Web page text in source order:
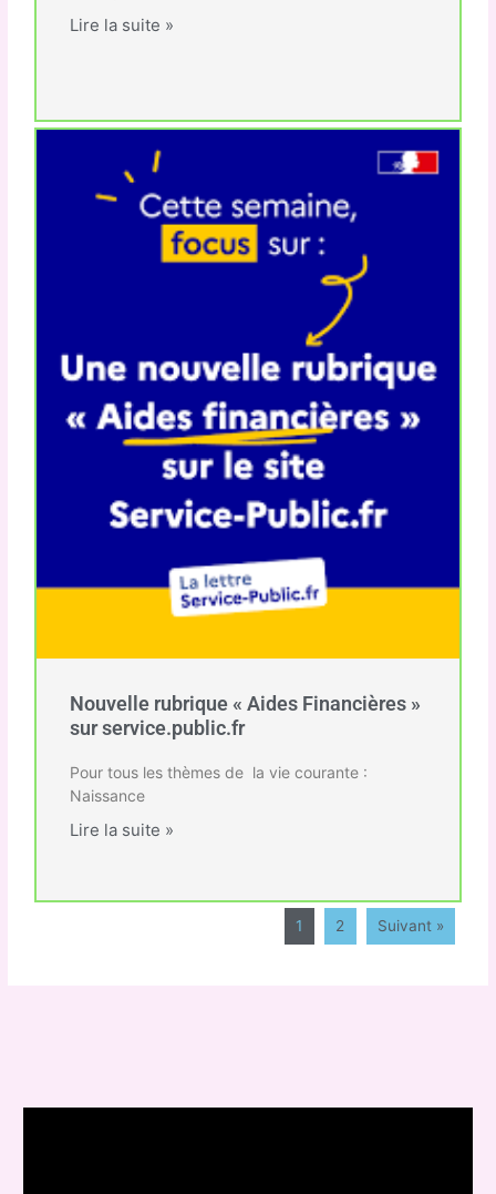
Lire la suite »
Nouvelle rubrique « Aides Financières »
sur service.public.fr
Pour tous les thèmes de la vie courante :
Naissance
Lire la suite »
1 2 Suivant »